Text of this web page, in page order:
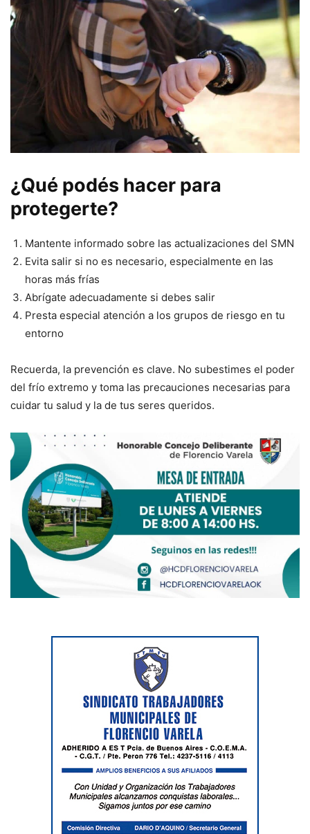
¿Qué podés hacer para
protegerte?
Mantente informado sobre las actualizaciones del SMN
Evita salir si no es necesario, especialmente en las
horas más frías
Abrígate adecuadamente si debes salir
Presta especial atención a los grupos de riesgo en tu
entorno
Recuerda, la prevención es clave. No subestimes el poder
del frío extremo y toma las precauciones necesarias para
cuidar tu salud y la de tus seres queridos.